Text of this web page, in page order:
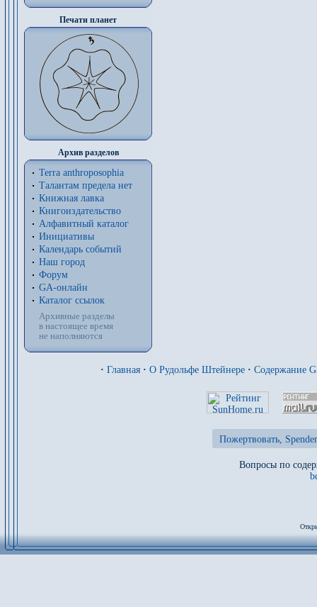
Печати планет
Архив разделов
Terra anthroposophia
Талантам предела нет
Книжная лавка
Книгоиздательство
Алфавитный каталог
Инициативы
Календарь событий
Наш город
Форум
GA-онлайн
Каталог ссылок
Архивные разделы
в настоящее время
не наполняются
· Главная · О Рудольфе Штейнере · Содержание
Пожертвовать,
Вопросы по